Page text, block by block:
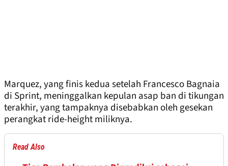
Marquez, yang finis kedua setelah Francesco Bagnaia
di Sprint, meninggalkan kepulan asap ban di tikungan
terakhir, yang tampaknya disebabkan oleh gesekan
perangkat ride-height miliknya.
Read Also